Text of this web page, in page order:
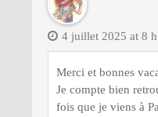
4 juillet 2025 at 8
Merci et bonnes
Je compte bien
fois que je viens à